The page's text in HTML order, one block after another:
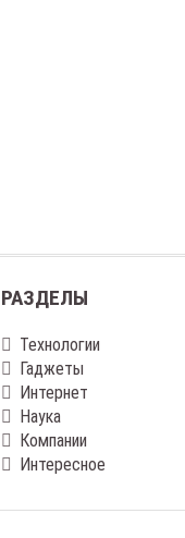
РАЗДЕЛЫ
Технологии
Гаджеты
Интернет
Наука
Компании
Интересное